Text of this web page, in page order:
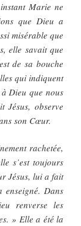
Marie ne
que Dieu a
misérable que
elle savait que
de sa bouche
qui indiquent
Dieu que nous
Jésus, observe
son Cœur.
rachetée,
s’est toujours
Jésus, lui a fait
Dans
renverse les
» Elle a été la